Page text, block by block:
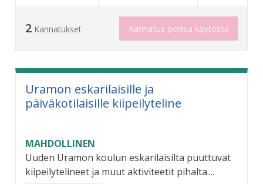
2 Kannatukset Kannatus poissa käytöstä
Uramon eskarilaisille ja
päiväkotilaisille kiipeilyteline
MAHDOLLINEN
Uuden Uramon koulun eskarilaisilta puuttuvat
kiipeilytelineet ja muut aktiviteetit pihalta....